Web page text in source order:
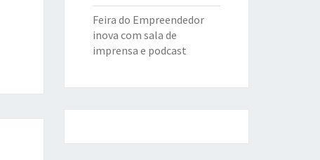
Feira do Empreendedor
inova com sala de
imprensa e podcast